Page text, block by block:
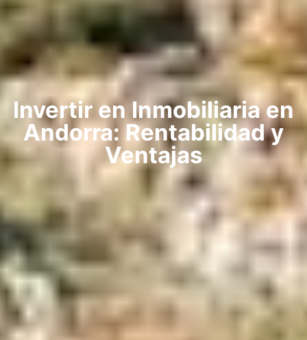
Invertir en Inmobiliaria en
Andorra: Rentabilidad y
Ventajas